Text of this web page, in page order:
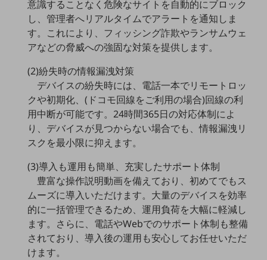
セキュリティ
データ利活用
運用管理
業務支援・マーケティング
災害対策・BCP
課題・ニーズで探す
課題・ニーズで探すTOP
コミュニケーション・情報共有
マーケティング
意識することなく危険なサイトを自動的にブロック
し、管理者へリアルタイムでアラートを通知しま
す。これにより、フィッシング詐欺やランサムウェ
アなどの脅威への強固な対策を提供します。
(2)紛失時の情報漏洩対策
デバイスの紛失時には、電話一本でリモートロッ
クや初期化、(ドコモ回線をご利用の場合)回線の利
用中断が可能です。24時間365日の対応体制によ
り、デバイスが見つからない場合でも、情報漏洩リ
スクを最小限に抑えます。
(3)導入も運用も簡単、充実したサポート体制
豊富な操作説明動画を備えており、初めてでもス
ムーズに導入いただけます。大量のデバイスを効率
的に一括管理できるため、運用負荷を大幅に軽減し
ます。さらに、電話やWebでのサポート体制も整備
されており、導入後の運用も安心してお任せいただ
けます。